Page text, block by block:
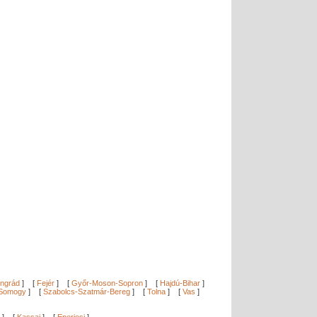
] [ Fejér ] [ Győr-Moson-Sopron ] [ Hajdú-Bihar ]
] [ Szabolcs-Szatmár-Bereg ] [ Tolna ] [ Vas ]